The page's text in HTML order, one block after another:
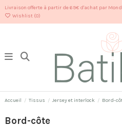
Livraison offerte à partir de 69€ d'achat par
Wishlist (0)
Accueil Tissus Jersey et interlock Bord-
Bord-côte